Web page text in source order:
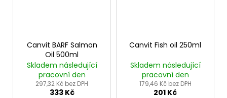
Canvit BARF Salmon
Oil 500ml
Skladem následující
pracovní den
297,32 Kč bez DPH
333 Kč
Canvit Fish oil 250ml
Skladem následující
pracovní den
179,46 Kč bez DPH
201 Kč